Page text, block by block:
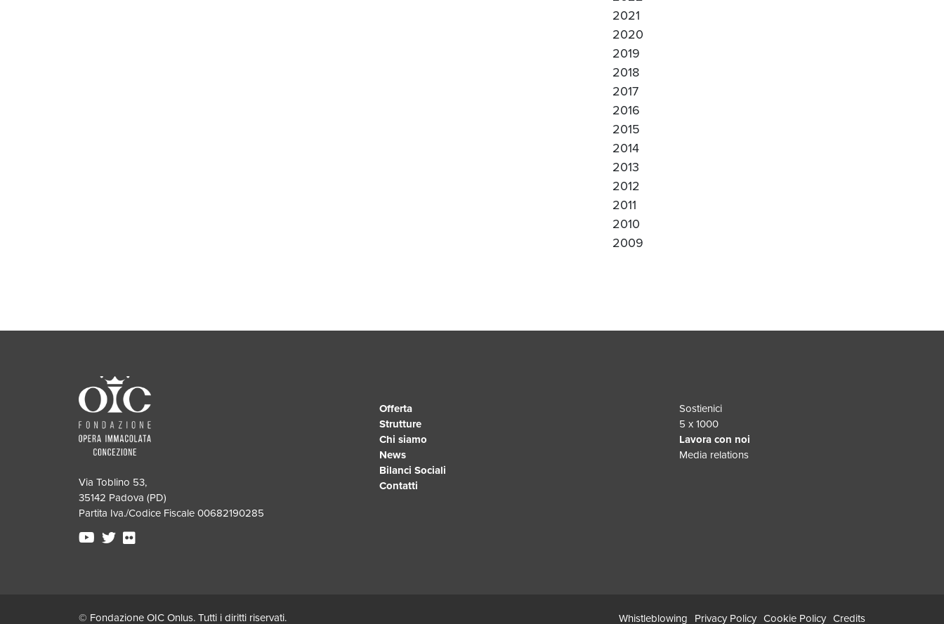
2021
2020
2019
2018
2017
2016
2015
2014
2013
2012
2011
2010
2009
Via Toblino 53,
35142 Padova (PD)
Partita Iva./Codice Fiscale 00682190285
Offerta
Strutture
Chi siamo
News
Bilanci Sociali
Contatti
Sostienici
5 x 1000
Lavora con noi
Media relations
© Fondazione OIC Onlus. Tutti i diritti riservati. Whistleblowing Privacy Policy Cookie Policy Credits